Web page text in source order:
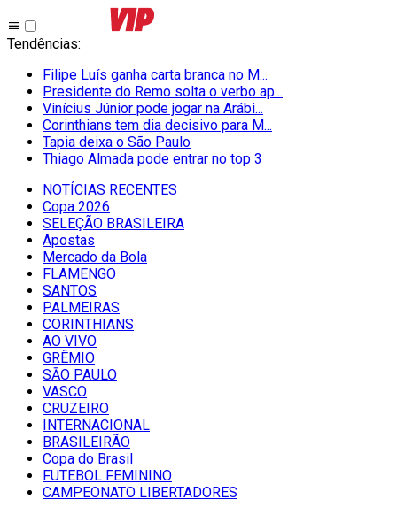
Tendências:
Filipe Luís ganha carta branca no M...
Presidente do Remo solta o verbo ap...
Vinícius Júnior pode jogar na Arábi...
Corinthians tem dia decisivo para M...
Tapia deixa o São Paulo
Thiago Almada pode entrar no top 3
NOTÍCIAS RECENTES
Copa 2026
SELEÇÃO BRASILEIRA
Apostas
Mercado da Bola
FLAMENGO
SANTOS
PALMEIRAS
CORINTHIANS
AO VIVO
GRÊMIO
SĀO PAULO
VASCO
CRUZEIRO
INTERNACIONAL
BRASILEIRÃO
Copa do Brasil
FUTEBOL FEMININO
CAMPEONATO LIBERTADORES